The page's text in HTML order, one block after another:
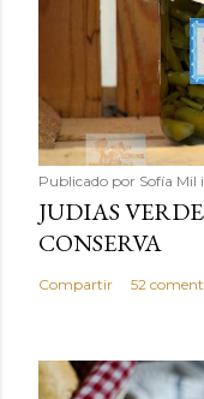
Publicado por Sofía Mil
JUDIAS
CONSERVA
Compartir 52